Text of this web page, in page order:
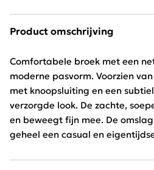
Product omschrijving
Comfortabele broek met een
moderne pasvorm. Voorzien
met knoopsluiting en een
verzorgde look. De zachte,
en beweegt fijn mee. De
geheel een casual en